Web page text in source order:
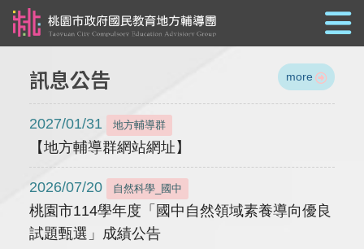
訊息公告 more
2027/01/31 地方輔導群
【地方輔導群網站網址】
2026/07/20 自然科學_國中
桃園市114學年度「國中自然領域素養導向優良
試題甄選」成績公告